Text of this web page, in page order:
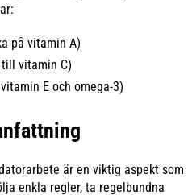
på vitamin A)
vitamin C)
E och omega-3)
är en viktig aspekt som
enkla regler, ta regelbundna